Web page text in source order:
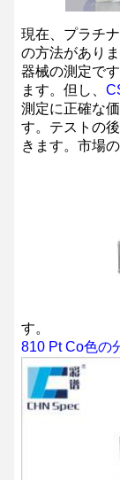
現在、プラチ
の方法があり
器械の測定で
ます。但し、
測定に正確な
す。テストの
きます。市場
す。
810 Pt Co色の